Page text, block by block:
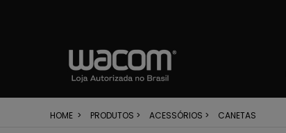
HOME > PRODUTOS > ACESSÓRIOS > CANETAS